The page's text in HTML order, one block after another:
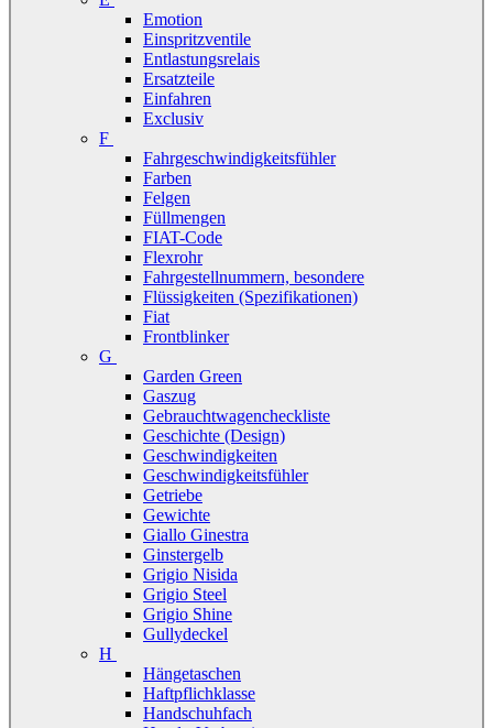
Emotion
Einspritzventile
Entlastungsrelais
Ersatzteile
Einfahren
Exclusiv
F
Fahrgeschwindigkeitsfühler
Farben
Felgen
Füllmengen
FIAT-Code
Flexrohr
Fahrgestellnummern, besondere
Flüssigkeiten (Spezifikationen)
Fiat
Frontblinker
G
Garden Green
Gaszug
Gebrauchtwagencheckliste
Geschichte (Design)
Geschwindigkeiten
Geschwindigkeitsfühler
Getriebe
Gewichte
Giallo Ginestra
Ginstergelb
Grigio Nisida
Grigio Steel
Grigio Shine
Gullydeckel
H
Hängetaschen
Haftpflichklasse
Handschuhfach